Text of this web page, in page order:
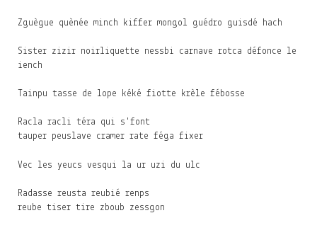
Zguègue quènée minch kiffer mongol guédro guisdé hach
Sister zizir noirliquette nessbi carnave rotca défonce le
iench
Tainpu tasse de lope kéké fiotte krèle fébosse
Racla racli téra qui s'font
tauper peuslave cramer rate féga fixer
Vec les yeucs vesqui la ur uzi du ulc
Radasse reusta reubié renps
reube tiser tire zboub zessgon